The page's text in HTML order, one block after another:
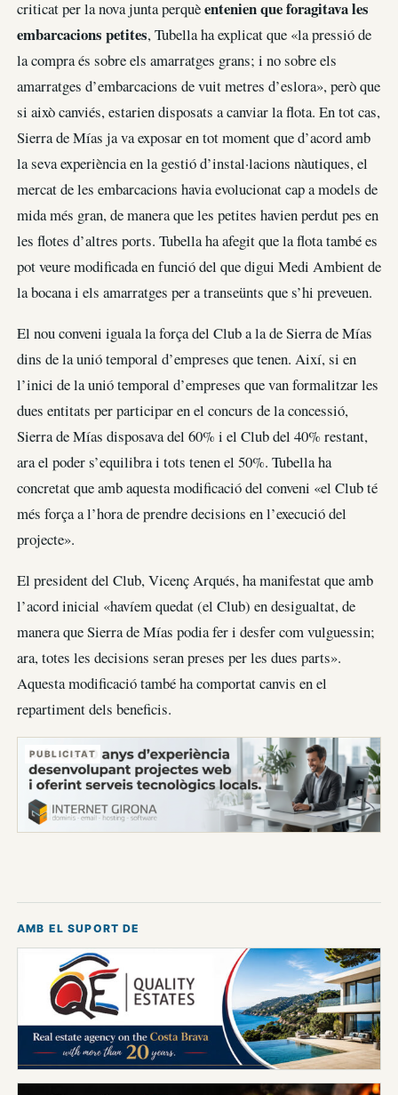
criticat per la nova junta perquèentenien que foragitava les
embarcacions petites, Tubella ha explicat que «la pressió de
la compra és sobre els amarratges grans; i no sobre els
amarratges d’embarcacions de vuit metres d’eslora», però que
si això canviés, estarien disposats a canviar la flota. En tot cas,
Sierra de Mías ja va exposar en tot moment que d’acord amb
la seva experiència en la gestió d’instal·lacions nàutiques, el
mercat de les embarcacions havia evolucionat cap a models de
mida més gran, de manera que les petites havien perdut pes en
les flotes d’altres ports. Tubella ha afegit que la flota també es
pot veure modificada en funció del que digui Medi Ambient de
la bocana i els amarratges per a transeünts que s’hi preveuen.
El nou conveni iguala la força del Club a la de Sierra de Mías
dins de la unió temporal d’empreses que tenen. Així, si en
l’inici de la unió temporal d’empreses que van formalitzar les
dues entitats per participar en el concurs de la concessió,
Sierra de Mías disposava del 60% i el Club del 40% restant,
ara el poder s’equilibra i tots tenen el 50%. Tubella ha
concretat que amb aquesta modificació del conveni «el Club té
més força a l’hora de prendre decisions en l’execució del
projecte».
El president del Club, Vicenç Arqués, ha manifestat que amb
l’acord inicial «havíem quedat (el Club) en desigualtat, de
manera que Sierra de Mías podia fer i desfer com vulguessin;
ara, totes les decisions seran preses per les dues parts».
Aquesta modificació també ha comportat canvis en el
repartiment dels beneficis.
PUBLICITAT
AMB EL SUPORT DE